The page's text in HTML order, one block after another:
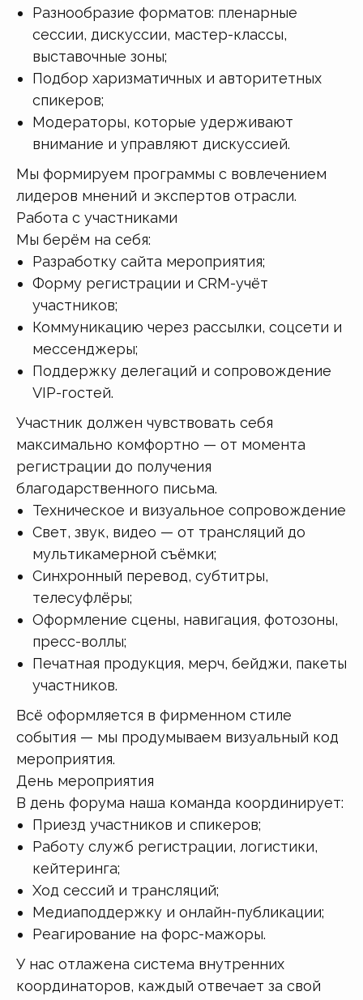
Разнообразие форматов: пленарные
сессии, дискуссии, мастер-классы,
выставочные зоны;
Подбор харизматичных и авторитетных
спикеров;
Модераторы, которые удерживают
внимание и управляют дискуссией.
Мы формируем программы с вовлечением
лидеров мнений и экспертов отрасли.
Работа с участниками
Мы берём на себя:
Разработку сайта мероприятия;
Форму регистрации и CRM-учёт
участников;
Коммуникацию через рассылки, соцсети и
мессенджеры;
Поддержку делегаций и сопровождение
VIP-гостей.
Участник должен чувствовать себя
максимально комфортно — от момента
регистрации до получения
благодарственного письма.
Техническое и визуальное сопровождение
Свет, звук, видео — от трансляций до
мультикамерной съёмки;
Синхронный перевод, субтитры,
телесуфлёры;
Оформление сцены, навигация, фотозоны,
пресс-воллы;
Печатная продукция, мерч, бейджи, пакеты
участников.
Всё оформляется в фирменном стиле
события — мы продумываем визуальный код
мероприятия.
День мероприятия
В день форума наша команда координирует:
Приезд участников и спикеров;
Работу служб регистрации, логистики,
кейтеринга;
Ход сессий и трансляций;
Медиаподдержку и онлайн-публикации;
Реагирование на форс-мажоры.
У нас отлажена система внутренних
координаторов, каждый отвечает за свой